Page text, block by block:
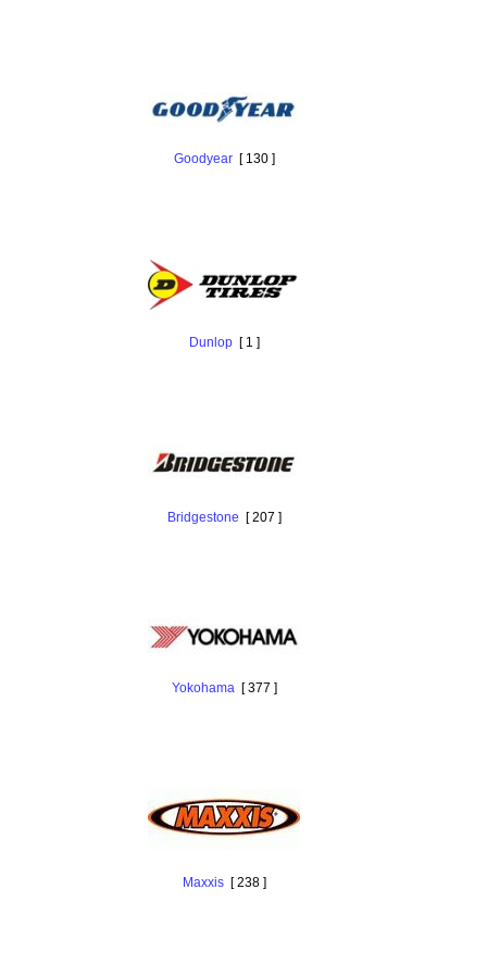
Goodyear[ 130 ]
Dunlop[ 1 ]
Bridgestone [ 207 ]
Yokohama[ 377 ]
Maxxis[ 238 ]